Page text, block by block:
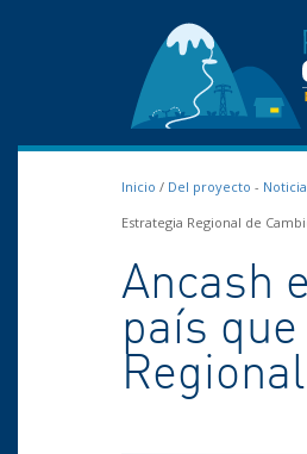
Inicio / Del proyecto -
Estrategia Regional de
Ancash
país